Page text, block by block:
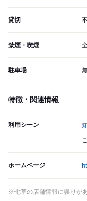
貸切
禁煙・喫煙
駐車場
特徴・関連情報
利用シーン
ホームページ
※七草の店舗情報に誤りが